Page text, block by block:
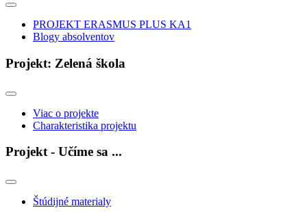
PROJEKT ERASMUS PLUS KA1
Blogy absolventov
Projekt: Zelená škola
Viac o projekte
Charakteristika projektu
Projekt - Učíme sa ...
Štúdijné materialy